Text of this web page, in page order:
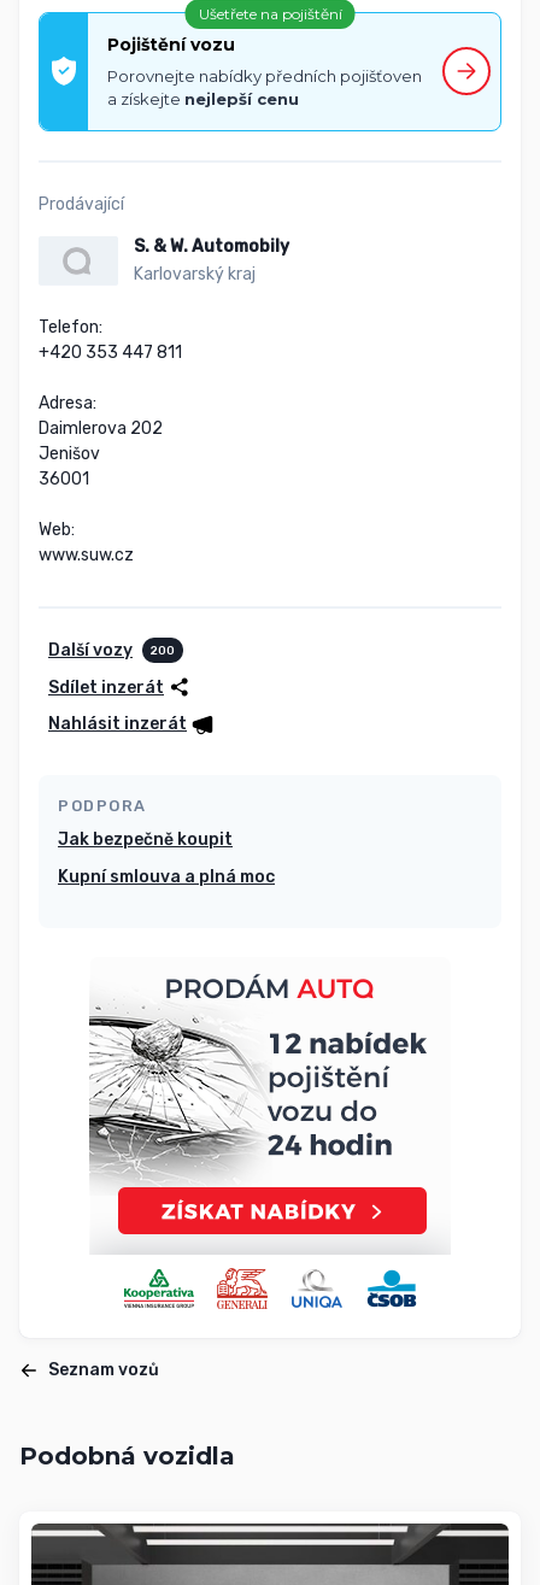
Ušetřete na pojištění
Pojištění vozu
Porovnejte nabídky předních pojišťoven
a získejte nejlepší cenu
Prodávající
S. & W. Automobily
Karlovarský kraj
Telefon:
+420 353 447 811
Adresa:
Daimlerova 202
Jenišov
36001
Web:
www.suw.cz
Další vozy 200
Sdílet inzerát
Nahlásit inzerát
PODPORA
Jak bezpečně koupit
Kupní smlouva a plná moc
Seznam vozů
Podobná vozidla